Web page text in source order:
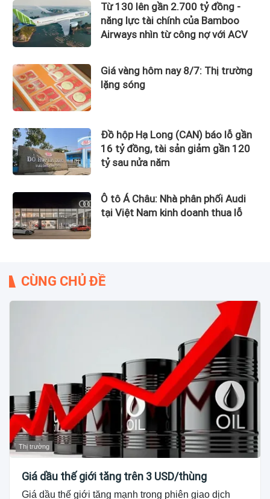
Từ 130 lên gần 2.700 tỷ đồng -
năng lực tài chính của Bamboo
Airways nhìn từ công nợ với ACV
Giá vàng hôm nay 8/7: Thị trường
lặng sóng
Đồ hộp Hạ Long (CAN) báo lỗ gần
16 tỷ đồng, tài sản giảm gần 120
tỷ sau nửa năm
Ô tô Á Châu: Nhà phân phối Audi
tại Việt Nam kinh doanh thua lỗ
CÙNG CHỦ ĐỀ
Thị trường
Giá dầu thế giới tăng trên 3 USD/thùng
Giá dầu thế giới tăng mạnh trong phiên giao dịch